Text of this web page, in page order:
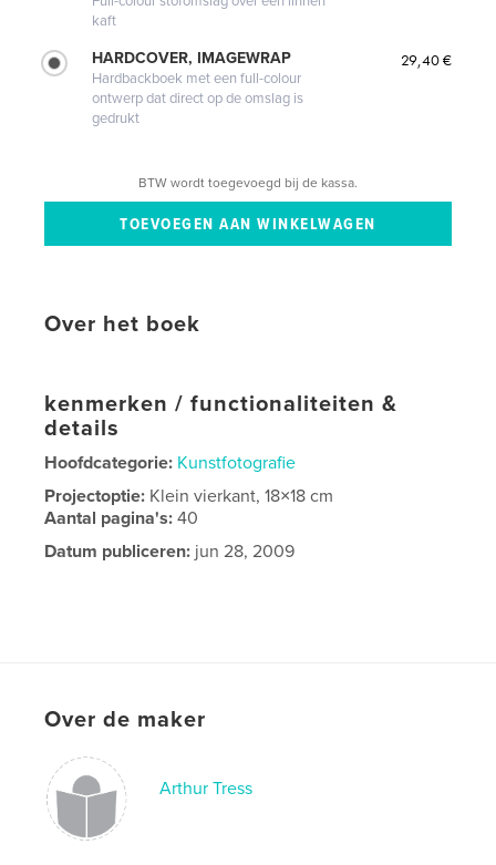
kaft
HARDCOVER, IMAGEWRAP
Hardbackboek met een full-colour
ontwerp dat direct op de omslag is
gedrukt
29,40 €
BTW wordt toegevoegd bij de kassa.
Over het boek
kenmerken / functionaliteiten &
details
Hoofdcategorie: Kunstfotografie
Projectoptie: Klein vierkant, 18×18 cm
Aantal pagina's:40
Datum publiceren: jun 28, 2009
Over de maker
Arthur Tress